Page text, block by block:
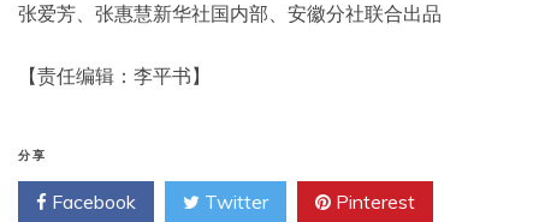
张爱芳、张惠慧新华社国内部、安徽分社联合出品
【责任编辑：李平书】
分享
Facebook Twitter Pinterest